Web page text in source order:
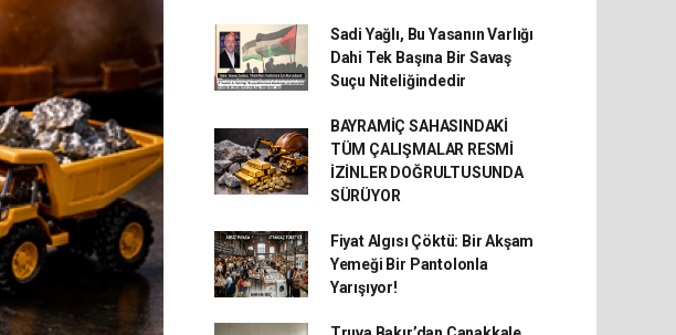
Sadi Yağlı, Bu Yasanın Varlığı
Dahi Tek Başına Bir Savaş
Suçu Niteliğindedir
BAYRAMİÇ SAHASINDAKİ
TÜM ÇALIŞMALAR RESMİ
İZİNLER DOĞRULTUSUNDA
SÜRÜYOR
Fiyat Algısı Çöktü: Bir Akşam
Yemeği Bir Pantolonla
Yarışıyor!